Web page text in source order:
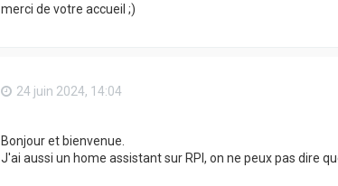
merci de votre accueil ;)
24 juin 2024, 14:04
Bonjour et bienvenue.
J'ai aussi un home assistant sur RPI, on ne peux pas dire